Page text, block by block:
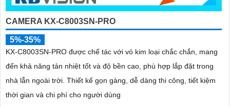
CAMERA KX-C8003SN-PRO
5%-35%
KX-C8003SN-PRO được chế tác với vỏ kim loại chắc chắn, mang
đến khả năng tản nhiệt tốt và độ bền cao, phù hợp lắp đặt trong
nhà lẫn ngoài trời. Thiết kế gọn gàng, dễ dàng thi công, tiết kiệm
thời gian và chi phí cho người dùng